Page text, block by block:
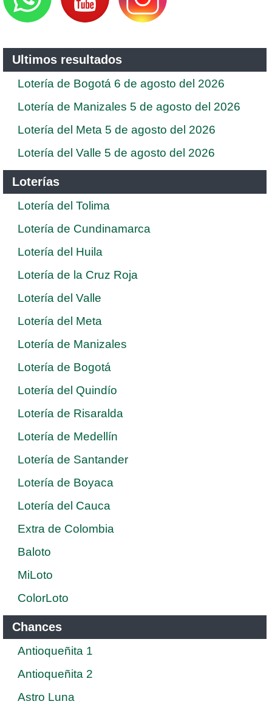
Ultimos resultados
Lotería de Bogotá 6 de agosto del 2026
Lotería de Manizales 5 de agosto del 2026
Lotería del Meta 5 de agosto del 2026
Lotería del Valle 5 de agosto del 2026
Loterías
Lotería del Tolima
Lotería de Cundinamarca
Lotería del Huila
Lotería de la Cruz Roja
Lotería del Valle
Lotería del Meta
Lotería de Manizales
Lotería de Bogotá
Lotería del Quindío
Lotería de Risaralda
Lotería de Medellín
Lotería de Santander
Lotería de Boyaca
Lotería del Cauca
Extra de Colombia
Baloto
MiLoto
ColorLoto
Chances
Antioqueñita 1
Antioqueñita 2
Astro Luna